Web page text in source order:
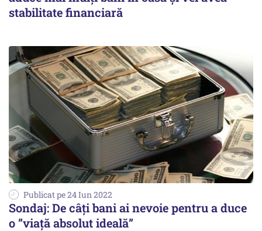
stabilitate financiară
Publicat pe 24 Iun 2022
Sondaj: De câți bani ai nevoie pentru a duce
o ”viață absolut ideală”